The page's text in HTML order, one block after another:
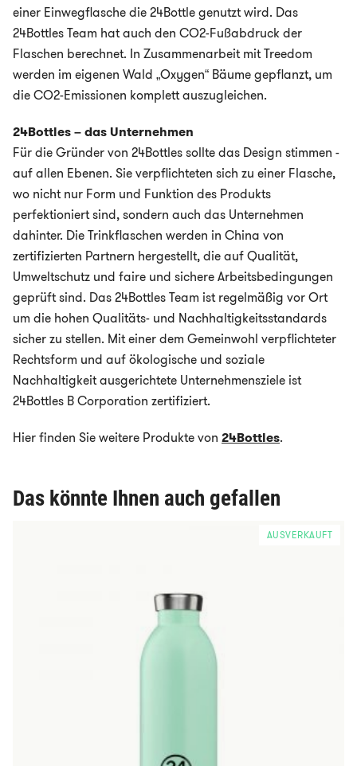
einer Einwegflasche die 24Bottle genutzt wird. Das
24Bottles Team hat auch den CO2-Fußabdruck der
Flaschen berechnet. In Zusammenarbeit mit Treedom
werden im eigenen Wald „Oxygen“ Bäume gepflanzt, um
die CO2-Emissionen komplett auszugleichen.
24Bottles – das Unternehmen
Für die Gründer von 24Bottles sollte das Design stimmen -
auf allen Ebenen. Sie verpflichteten sich zu einer Flasche,
wo nicht nur Form und Funktion des Produkts
perfektioniert sind, sondern auch das Unternehmen
dahinter. Die Trinkflaschen werden in China von
zertifizierten Partnern hergestellt, die auf Qualität,
Umweltschutz und faire und sichere Arbeitsbedingungen
geprüft sind. Das 24Bottles Team ist regelmäßig vor Ort
um die hohen Qualitäts- und Nachhaltigkeitsstandards
sicher zu stellen. Mit einer dem Gemeinwohl verpflichteter
Rechtsform und auf ökologische und soziale
Nachhaltigkeit ausgerichtete Unternehmensziele ist
24Bottles B Corporation zertifiziert.
Hier finden Sie weitere Produkte von 24Bottles.
Das könnte Ihnen auch gefallen
AUSVERKAUFT